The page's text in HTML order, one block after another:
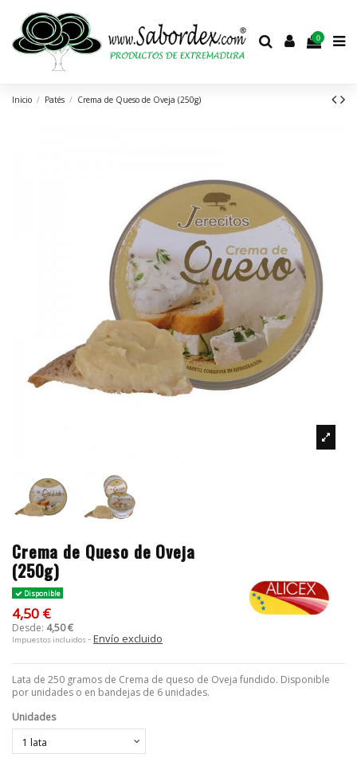
0
Inicio Patés Crema de Queso de Oveja (250g)
Crema de Queso de Oveja
(250g)
Disponible
4,50 €
Desde: 4,50 €
Impuestos incluidos Envío excluido
Lata de 250 gramos de Crema de queso de Oveja fundido. Disponible
por unidades o en bandejas de 6 unidades.
Unidades